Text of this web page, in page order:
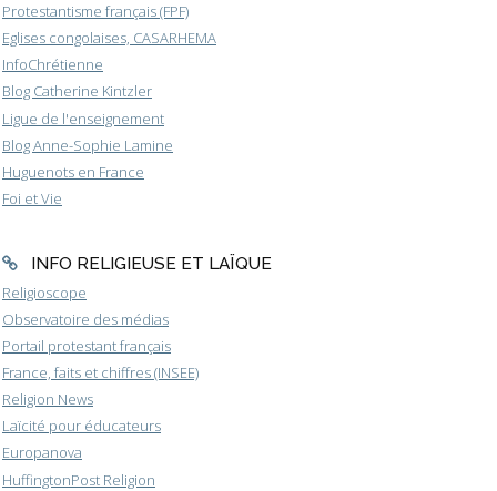
Protestantisme français (FPF)
Eglises congolaises, CASARHEMA
InfoChrétienne
Blog Catherine Kintzler
Ligue de l'enseignement
Blog Anne-Sophie Lamine
Huguenots en France
Foi et Vie
INFO RELIGIEUSE ET LAÏQUE
Religioscope
Observatoire des médias
Portail protestant français
France, faits et chiffres (INSEE)
Religion News
Laïcité pour éducateurs
Europanova
HuffingtonPost Religion